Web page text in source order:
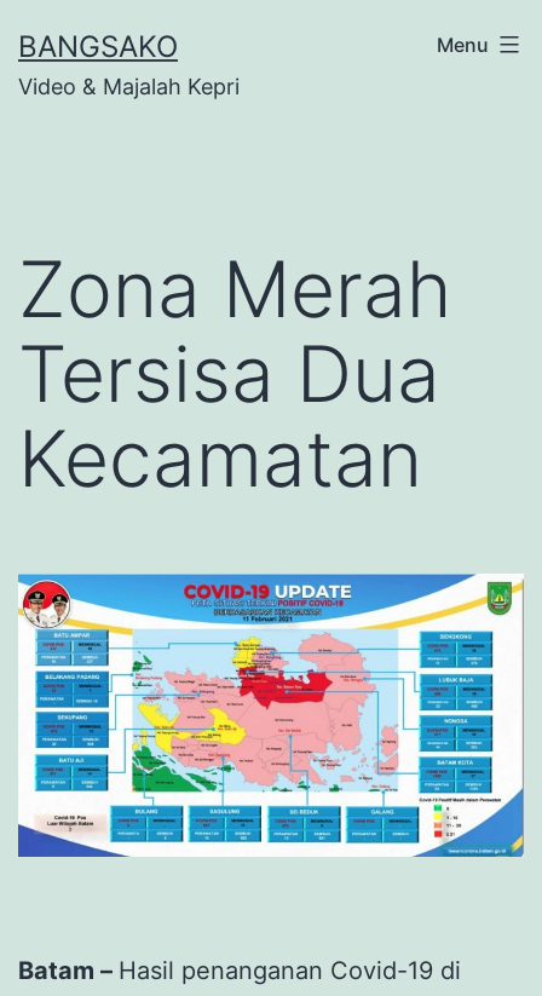
to
content
BANGSAKO
Video & Majalah Kepri
Menu
Zona Merah
Tersisa Dua
Kecamatan
Batam – Hasil penanganan Covid-19 di